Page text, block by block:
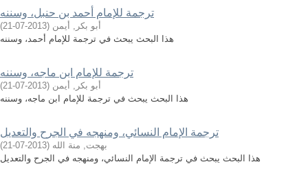
ترجمة للإمام أحمد بن حنبل، وسننه
أبو بكر, أيمن (
2013-07-21
)
هذا البحث يبحث في ترجمة للإمام أحمد، وسننه
ترجمة للإمام ابن ماجه، وسننه
أبو بكر, أيمن (
2013-07-21
)
هذا البحث يبحث في ترجمة للإمام ابن ماجه، وسننه
ترجمة الإمام النسائي، ومنهجه في الجرح والتعديل
بهجت, منة الله (
2013-07-21
)
هذا البحث يبحث في ترجمة الإمام النسائي، ومنهجه في الجرح والتعديل